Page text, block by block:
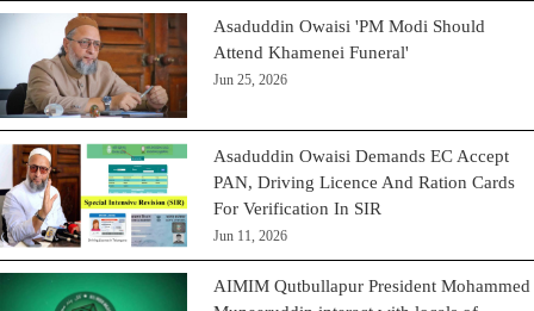
Asaduddin Owaisi 'PM Modi Should
Attend Khamenei Funeral'
Jun 25, 2026
Asaduddin Owaisi Demands EC Accept
PAN, Driving Licence And Ration Cards
For Verification In SIR
Jun 11, 2026
AIMIM Qutbullapur President Mohammed